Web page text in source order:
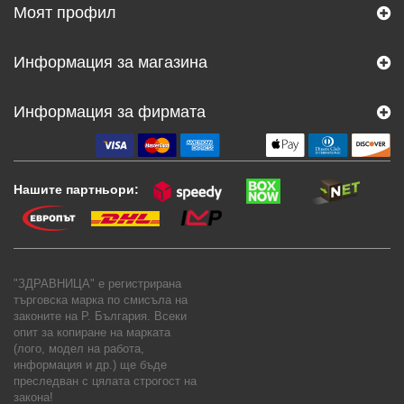
Моят профил
Информация за магазина
Информация за фирмата
Нашите партньори:
"ЗДРАВНИЦА" е регистрирана
търговска марка по смисъла на
законите на Р. България. Всеки
опит за копиране на марката
(лого, модел на работа,
информация и др.) ще бъде
преследван с цялата строгост на
закона!